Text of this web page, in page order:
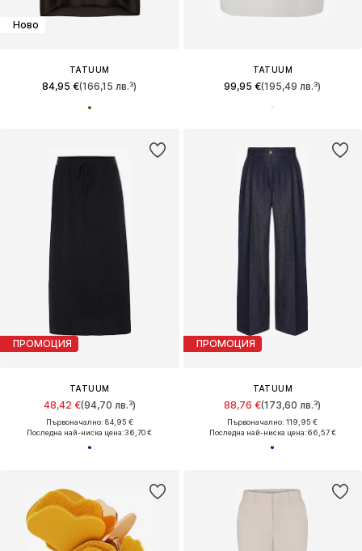
Ново
TATUUM
84,95 €(166,15 лв.³)
TATUUM
99,95 €(195,49 лв.³)
ПРОМОЦИЯ
TATUUM
48,42 €(94,70 лв.³)
Първоначално: 84,95 €
Последна най-ниска цена:36,70 €
ПРОМОЦИЯ
TATUUM
88,76 €(173,60 лв.³)
Първоначално: 119,95 €
Последна най-ниска цена:66,57 €